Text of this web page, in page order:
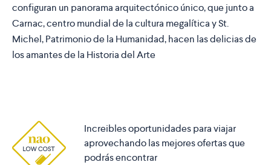
configuran un panorama arquitectónico único, que junto a
Carnac, centro mundial de la cultura megalítica y St.
Michel, Patrimonio de la Humanidad, hacen las delicias de
los amantes de la Historia del Arte
Increibles oportunidades para viajar
aprovechando las mejores ofertas que
podrás encontrar